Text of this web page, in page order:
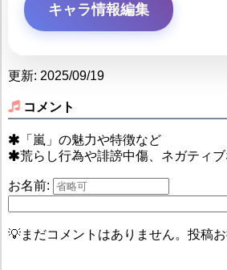
キャラ情報編集
更新: 2025/09/19
コメント
「嵐」の魅力や特徴など
荒らし行為や誹謗中傷、ネガティ
お名前:
💡まだコメントはありません。投稿お